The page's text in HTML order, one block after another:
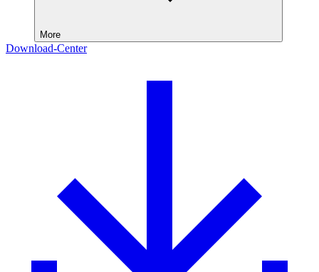
More
Download-Center